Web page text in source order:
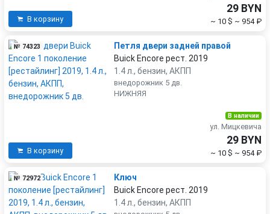
В корзину
29 BYN
~ 10 $ ~ 954 ₽
№ 74323
Петля двери задней правой
Buick Encore рест. 2019
1.4 л., бензин, АКПП
внедорожник 5 дв.
НИЖНЯЯ
В корзину
В наличии
ул. Мицкевича
29 BYN
~ 10 $ ~ 954 ₽
№ 72972
Ключ
Buick Encore рест. 2019
1.4 л., бензин, АКПП